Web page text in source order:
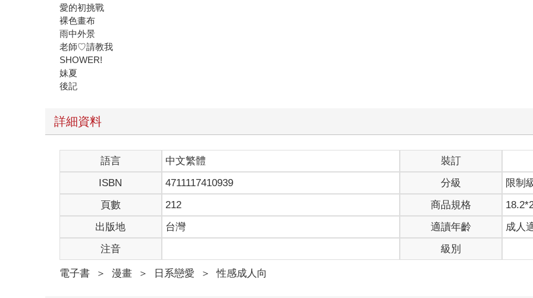
愛的初挑戰
裸色畫布
雨中外景
老師♡請教我
SHOWER!
妹夏
後記
詳細資料
語言 中文繁體
裝訂
ISBN
4711117410939 分級
限制
頁數
212 商品規格
出版地
台灣 適讀年齡
成人
注音
級別
電子書 ＞ 漫畫 ＞ 日系戀愛 ＞ 性感成人向